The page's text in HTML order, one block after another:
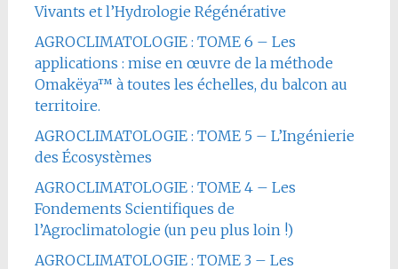
Vivants et l’Hydrologie Régénérative
AGROCLIMATOLOGIE : TOME 6 – Les
applications : mise en œuvre de la méthode
Omakëya™ à toutes les échelles, du balcon au
territoire.
AGROCLIMATOLOGIE : TOME 5 – L’Ingénierie
des Écosystèmes
AGROCLIMATOLOGIE : TOME 4 – Les
Fondements Scientifiques de
l’Agroclimatologie (un peu plus loin !)
AGROCLIMATOLOGIE : TOME 3 – Les